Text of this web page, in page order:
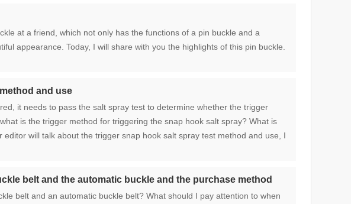
at a friend, which not only has the functions of a pin buckle and a
appearance. Today, I will share with you the highlights of this pin buckle.
and use
it needs to pass the salt spray test to determine whether the trigger
is the trigger method for triggering the snap hook salt spray? What is
will talk about the trigger snap hook salt spray test method and use, I
belt and the automatic buckle and the purchase method
belt and an automatic buckle belt? What should I pay attention to when